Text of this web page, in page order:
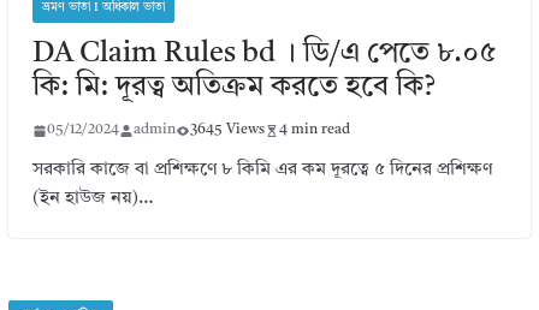
ভ্রমণ ভাতা I অধিকাল ভাতা
DA Claim Rules bd । ডি/এ পেতে ৮.০৫
কি: মি: দূরত্ব অতিক্রম করতে হবে কি?
05/12/2024 admin 3645 Views 4 min read
সরকারি কাজে বা প্রশিক্ষণে ৮ কিমি এর কম দূরত্বে ৫ দিনের প্রশিক্ষণ
(ইন হাউজ নয়)…